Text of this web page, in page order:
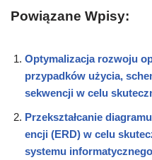
Powiązane Wpisy:
Optymalizacja rozwoju
przypadków użycia,
sekwencji w celu
Przekształcanie
encji (ERD) w celu
systemu informatycznego